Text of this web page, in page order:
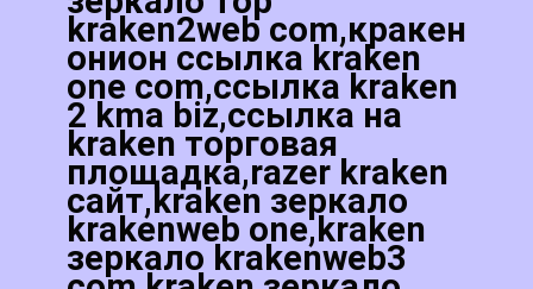
kraken2web com,кракен
онион ссылка kraken
one com,ссылка kraken
2 kma biz,ссылка на
kraken торговая
площадка,razer kraken
сайт,kraken зеркало
krakenweb one,kraken
зеркало krakenweb3